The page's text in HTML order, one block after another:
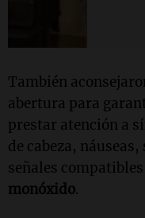
También
abertura para
prestar atención a
de cabeza,
señales
monóxido.